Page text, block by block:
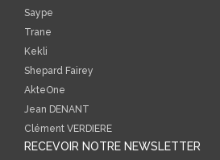
Saype
Trane
Kekli
Shepard Fairey
AkteOne
Jean DENANT
Clément VERDIERE
RECEVOIR NOTRE NEWSLETTER